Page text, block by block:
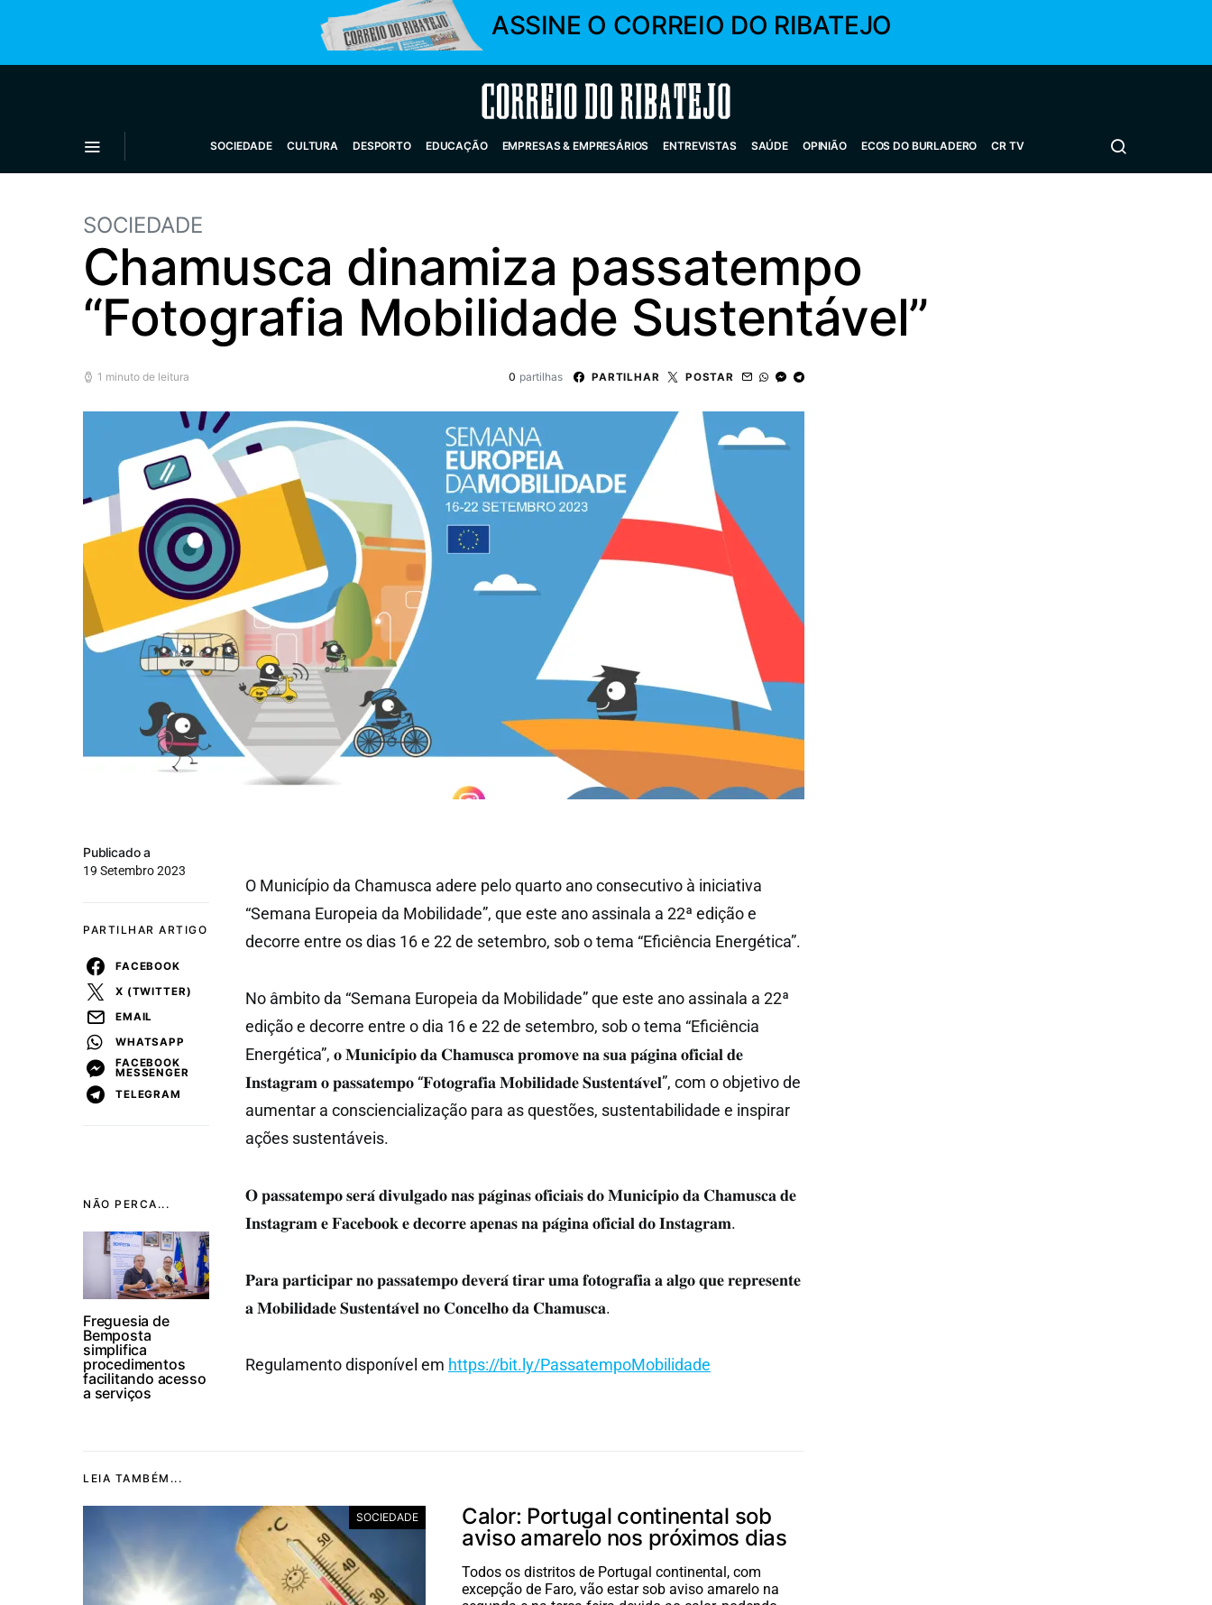
ASSINE O CORREIO DO RIBATEJO
Correio do Ribatejo
SOCIEDADE CULTURA DESPORTO EDUCAÇÃO EMPRESAS & EMPRESÁRIOS ENTREVISTAS SAÚDE OPINIÃO ECOS DO BURLADERO CR TV
SOCIEDADE
Chamusca dinamiza passatempo
“Fotografia Mobilidade Sustentável”
1 minuto de leitura 0 partilhas PARTILHAR POSTAR
NÃO PERCA...
Freguesia de
Bemposta
simplifica
procedimentos
facilitando acesso
a serviços
Publicado a
19 Setembro 2023
PARTILHAR ARTIGO
FACEBOOK
X (TWITTER)
EMAIL
WHATSAPP
FACEBOOK
MESSENGER
TELEGRAM
O Município da Chamusca adere pelo quarto ano consecutivo à iniciativa
“Semana Europeia da Mobilidade”, que este ano assinala a 22ª edição e
decorre entre os dias 16 e 22 de setembro, sob o tema “Eficiência Energética”.
No âmbito da “Semana Europeia da Mobilidade” que este ano assinala a 22ª
edição e decorre entre o dia 16 e 22 de setembro, sob o tema “Eficiência
Energética”, 𝐨 𝐌𝐮𝐧𝐢𝐜𝐢́𝐩𝐢𝐨 𝐝𝐚 𝐂𝐡𝐚𝐦𝐮𝐬𝐜𝐚 𝐩𝐫𝐨𝐦𝐨𝐯𝐞 𝐧𝐚 𝐬𝐮𝐚 𝐩𝐚́𝐠𝐢𝐧𝐚 𝐨𝐟𝐢𝐜𝐢𝐚𝐥 𝐝𝐞
𝐈𝐧𝐬𝐭𝐚𝐠𝐫𝐚𝐦 𝐨 𝐩𝐚𝐬𝐬𝐚𝐭𝐞𝐦𝐩𝐨 “𝐅𝐨𝐭𝐨𝐠𝐫𝐚𝐟𝐢𝐚 𝐌𝐨𝐛𝐢𝐥𝐢𝐝𝐚𝐝𝐞 𝐒𝐮𝐬𝐭𝐞𝐧𝐭𝐚́𝐯𝐞𝐥”, com o objetivo de
aumentar a consciencialização para as questões, sustentabilidade e inspirar
ações sustentáveis.
𝐎 𝐩𝐚𝐬𝐬𝐚𝐭𝐞𝐦𝐩𝐨 𝐬𝐞𝐫𝐚́ 𝐝𝐢𝐯𝐮𝐥𝐠𝐚𝐝𝐨 𝐧𝐚𝐬 𝐩𝐚́𝐠𝐢𝐧𝐚𝐬 𝐨𝐟𝐢𝐜𝐢𝐚𝐢𝐬 𝐝𝐨 𝐌𝐮𝐧𝐢𝐜𝐢́𝐩𝐢𝐨 𝐝𝐚 𝐂𝐡𝐚𝐦𝐮𝐬𝐜𝐚 𝐝𝐞
𝐈𝐧𝐬𝐭𝐚𝐠𝐫𝐚𝐦 𝐞 𝐅𝐚𝐜𝐞𝐛𝐨𝐨𝐤 𝐞 𝐝𝐞𝐜𝐨𝐫𝐫𝐞 𝐚𝐩𝐞𝐧𝐚𝐬 𝐧𝐚 𝐩𝐚́𝐠𝐢𝐧𝐚 𝐨𝐟𝐢𝐜𝐢𝐚𝐥 𝐝𝐨 𝐈𝐧𝐬𝐭𝐚𝐠𝐫𝐚𝐦.
𝐏𝐚𝐫𝐚 𝐩𝐚𝐫𝐭𝐢𝐜𝐢𝐩𝐚𝐫 𝐧𝐨 𝐩𝐚𝐬𝐬𝐚𝐭𝐞𝐦𝐩𝐨 𝐝𝐞𝐯𝐞𝐫𝐚́ 𝐭𝐢𝐫𝐚𝐫 𝐮𝐦𝐚 𝐟𝐨𝐭𝐨𝐠𝐫𝐚𝐟𝐢𝐚 𝐚 𝐚𝐥𝐠𝐨 𝐪𝐮𝐞 𝐫𝐞𝐩𝐫𝐞𝐬𝐞𝐧𝐭𝐞
𝐚 𝐌𝐨𝐛𝐢𝐥𝐢𝐝𝐚𝐝𝐞 𝐒𝐮𝐬𝐭𝐞𝐧𝐭𝐚́𝐯𝐞𝐥 𝐧𝐨 𝐂𝐨𝐧𝐜𝐞𝐥𝐡𝐨 𝐝𝐚 𝐂𝐡𝐚𝐦𝐮𝐬𝐜𝐚.
Regulamento disponível em https://bit.ly/PassatempoMobilidade
LEIA TAMBÉM...
SOCIEDADE
Calor: Portugal continental sob
aviso amarelo nos próximos dias
Todos os distritos de Portugal continental, com
excepção de Faro, vão estar sob aviso amarelo na